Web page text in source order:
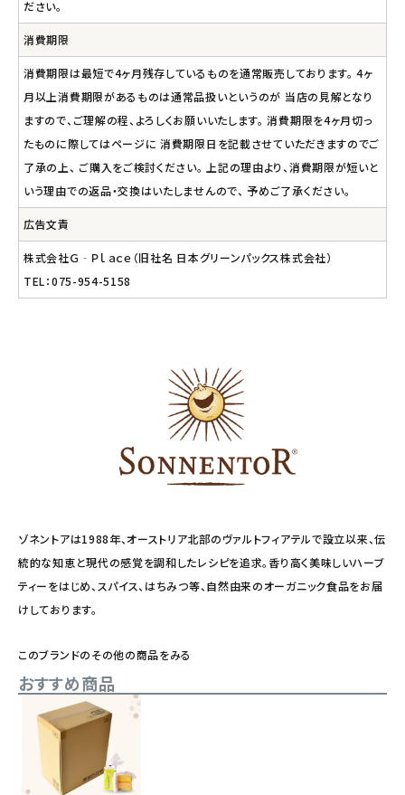
ださい。
消費期限
消費期限は最短で4ヶ月残存しているものを通常販売しております。 4ヶ
月以上消費期限があるものは通常品扱いというのが 当店の見解となり
ますので、ご理解の程、よろしくお願いいたします。 消費期限を4ヶ月切っ
たものに際してはページに 消費期限日を記載させていただきますのでご
了承の上、 ご購入をご検討ください。 上記の理由より、消費期限が短いと
いう理由での返品・交換はいたしませんので、 予めご了承ください。
広告文責
株式会社Ｇ‐Ｐｌａｃｅ（旧社名 日本グリーンパックス株式会社）
TEL：075-954-5158
ゾネントアは1988年、オーストリア北部のヴァルトフィアテルで設立以来、伝
統的な知恵と現代の感覚を調和したレシピを追求。香り高く美味しいハーブ
ティーをはじめ、スパイス、はちみつ等、自然由来のオーガニック食品をお届
けしております。
このブランドのその他の商品をみる
おすすめ商品